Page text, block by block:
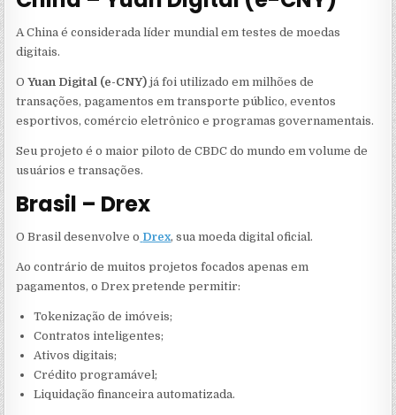
A China é considerada líder mundial em testes de moedas
digitais.
OYuan Digital (e-CNY) já foi utilizado em milhões de
transações, pagamentos em transporte público, eventos
esportivos, comércio eletrônico e programas governamentais.
Seu projeto é o maior piloto de CBDC do mundo em volume de
usuários e transações.
Brasil – Drex
O Brasil desenvolve o Drex, sua moeda digital oficial.
Ao contrário de muitos projetos focados apenas em
pagamentos, o Drex pretende permitir:
Tokenização de imóveis;
Contratos inteligentes;
Ativos digitais;
Crédito programável;
Liquidação financeira automatizada.